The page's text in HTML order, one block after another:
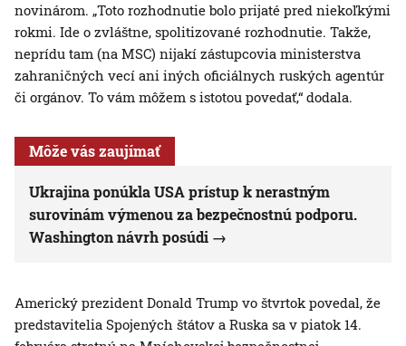
novinárom. „Toto rozhodnutie bolo prijaté pred niekoľkými
rokmi. Ide o zvláštne, spolitizované rozhodnutie. Takže,
neprídu tam (na MSC) nijakí zástupcovia ministerstva
zahraničných vecí ani iných oficiálnych ruských agentúr
či orgánov. To vám môžem s istotou povedať,“ dodala.
Môže vás zaujímať
Ukrajina ponúkla USA prístup k nerastným
surovinám výmenou za bezpečnostnú podporu.
Washington návrh posúdi
Americký prezident Donald Trump vo štvrtok povedal, že
predstavitelia Spojených štátov a Ruska sa v piatok 14.